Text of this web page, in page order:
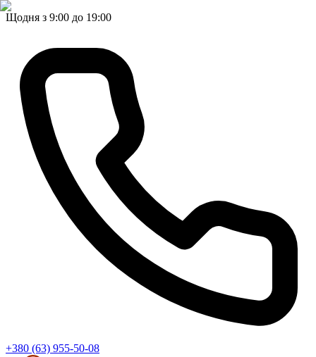
Щодня з 9:00 до 19:00
+380 (63) 955-50-08